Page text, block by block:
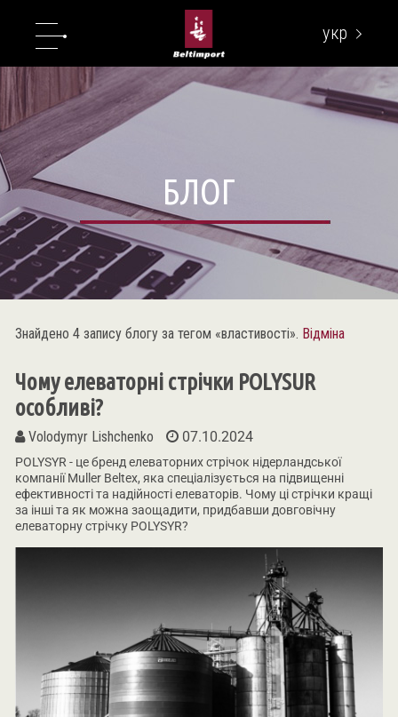
укр
БЛОГ
Знайдено 4 запису блогу за тегом «властивості». Відміна
Чому елеваторні стрічки POLYSUR
особливі?
Volodymyr Lishchenko 07.10.2024
POLYSYR - це бренд елеваторних стрічок нідерландської
компанії Muller Beltex, яка спеціалізується на підвищенні
ефективності та надійності елеваторів. Чому ці стрічки кращі
за інші та як можна заощадити, придбавши довговічну
елеваторну стрічку POLYSYR?